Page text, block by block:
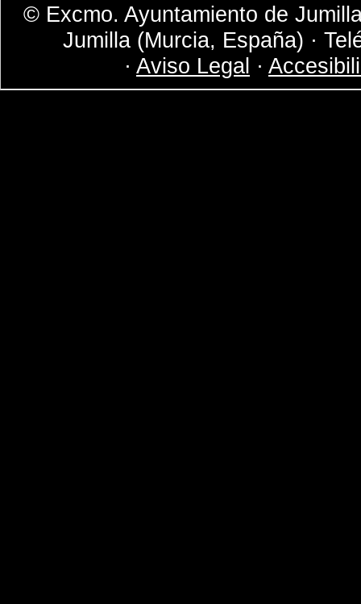
© Excmo. Ayuntamiento de
Jumilla (Murcia, España) ·
· Aviso Legal ·